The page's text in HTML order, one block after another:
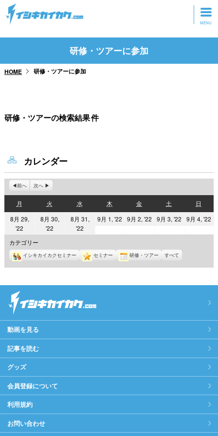
トップページ
研修・ツアーに参加
研修・ツアーに参加
HOME 研修・ツアーに参加
研修・ツアーの検索結果件
カレンダー
前へ 次へ
月
曜
日
火
曜
日
水水
曜
日
木
曜
日
金金
曜
日
土
曜
日
日
曜
日
8月 29,
'22
年
8
月
29
8月 30,
'22
8
月
30
8月 31,
'22
8
月
31
9月 1, '22
2022
月
1
日
9月 2, '22
2022
月
日
9月 3, '22
2022
月
日
9月 4, '22
日
カテゴリー
イシキカイカクセミナー セミナー 研修・ツアー すべて
動画を見る
記事を読む
グッズ
会員登録について
利用規約
お問い合わせ